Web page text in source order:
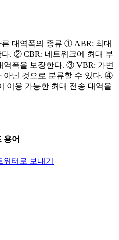
대역폭의 종류 ① ABR: 최대
. ② CBR: 네트워크에 최대 부
역폭을 보장한다. ③ VBR: 가변
아닌 것으로 분류할 수 있다. ④
이용 가능한 최대 전송 대역을
용어